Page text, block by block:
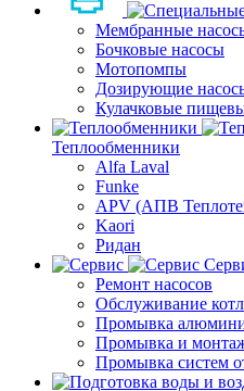
Мембранные
Бочковые насосы
Мотопомпы
Дозирующие
Кулачковые
Теплообменники
Alfa Laval
Funke
APV (АПВ
Kaori
Ридан
Ремонт насосов
Обслуживание
Промывка
Промывка и
Промывка систем